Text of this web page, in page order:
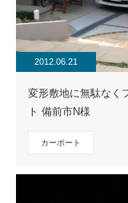
2012.06.21
変形敷地に無駄なく
ト 備前市N様
カーポート